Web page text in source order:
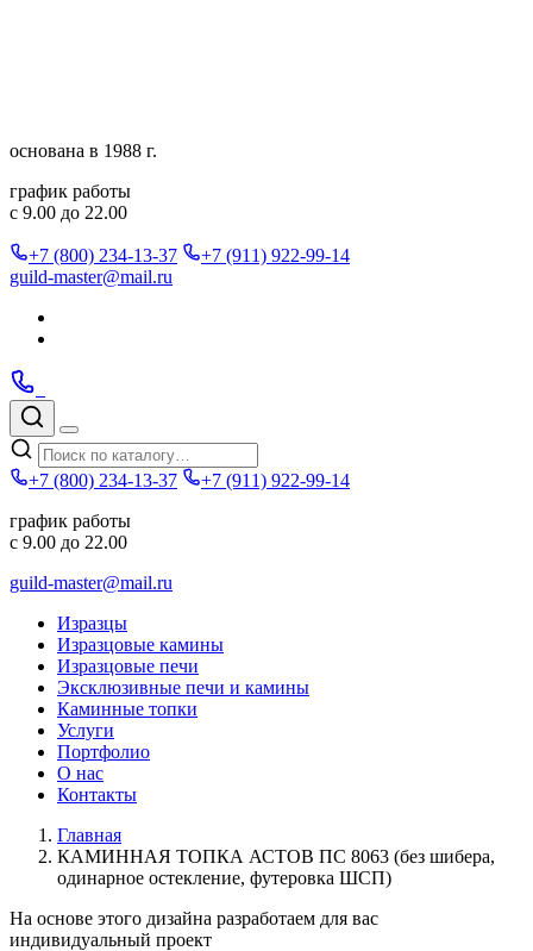
основана в 1988 г.
график работы
с 9.00 до 22.00
+7 (800) 234-13-37
+7 (911) 922-99-14
guild-master@mail.ru
Позвонить
Поиск
по
каталогу
Меню
+7 (800) 234-13-37
+7 (911) 922-99-14
график работы
с 9.00 до 22.00
guild-master@mail.ru
Изразцы
Изразцовые камины
Изразцовые печи
Эксклюзивные печи и камины
Каминные топки
Услуги
Портфолио
О нас
Контакты
Главная
КАМИННАЯ ТОПКА АСТОВ ПС 8063 (без шибера,
одинарное остекление, футеровка ШСП)
На основе этого дизайна разработаем для вас
индивидуальный проект